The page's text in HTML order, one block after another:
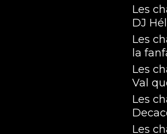
Les
DJ
Les
la
Les
Val
Les
Les